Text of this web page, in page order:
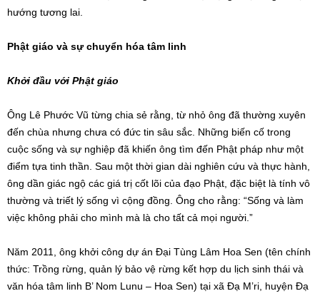
hướng tương lai.
Phật giáo và sự chuyển hóa tâm linh
Khởi đầu với Phật giáo
Ông Lê Phước Vũ từng chia sẻ rằng, từ nhỏ ông đã thường xuyên
đến chùa nhưng chưa có đức tin sâu sắc. Những biến cố trong
cuộc sống và sự nghiệp đã khiến ông tìm đến Phật pháp như một
điểm tựa tinh thần. Sau một thời gian dài nghiên cứu và thực hành,
ông dần giác ngộ các giá trị cốt lõi của đạo Phật, đặc biệt là tính vô
thường và triết lý sống vì cộng đồng. Ông cho rằng: “Sống và làm
việc không phải cho mình mà là cho tất cả mọi người.”
Năm 2011, ông khởi công dự án Đại Tùng Lâm Hoa Sen (tên chính
thức: Trồng rừng, quản lý bảo vệ rừng kết hợp du lịch sinh thái và
văn hóa tâm linh B’ Nom Lunu – Hoa Sen) tại xã Đạ M’ri, huyện Đạ